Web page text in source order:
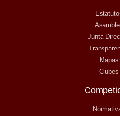
Junta
Mapas
Clubes